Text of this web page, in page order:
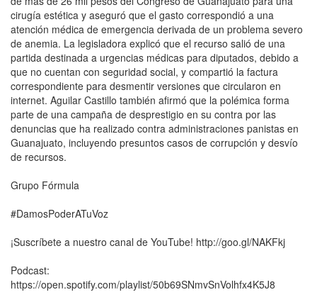
cirugía estética y aseguró que el gasto correspondió a una
atención médica de emergencia derivada de un problema severo
de anemia. La legisladora explicó que el recurso salió de una
partida destinada a urgencias médicas para diputados, debido a
que no cuentan con seguridad social, y compartió la factura
correspondiente para desmentir versiones que circularon en
internet. Aguilar Castillo también afirmó que la polémica forma
parte de una campaña de desprestigio en su contra por las
denuncias que ha realizado contra administraciones panistas en
Guanajuato, incluyendo presuntos casos de corrupción y desvío
de recursos.
Grupo Fórmula
#DamosPoderATuVoz
¡Suscríbete a nuestro canal de YouTube! http://goo.gl/NAKFkj
Podcast:
https://open.spotify.com/playlist/50b69SNmvSnVolhfx4K5J8